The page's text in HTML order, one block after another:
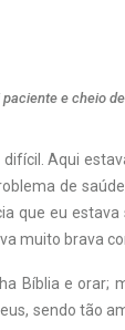
e cheio
Aqui
de
que eu estava
muito brava
Bíblia e orar;
sendo tão